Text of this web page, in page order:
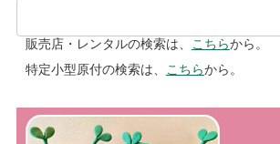
販売店・レンタルの検索は、
こちらから。
特定小型原付の検索は、
こちらから。